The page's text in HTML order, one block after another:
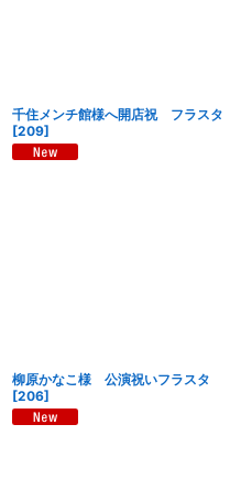
千住メンチ館様へ開店祝 フラスタ
[209]
柳原かなこ様 公演祝いフラスタ
[206]